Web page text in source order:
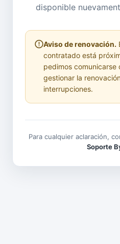
disponible
Aviso de renovación.
contratado está
pedimos comunicarse
gestionar la
interrupciones.
Para cualquier aclaración,
Soporte